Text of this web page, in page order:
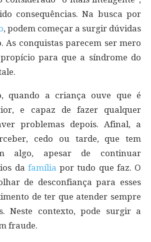
consequências. Na busca por
, podem começar a surgir dúvidas
As conquistas parecem ser mero
para que a síndrome do
quando a criança ouve que é
e capaz de fazer qualquer
problemas depois. Afinal, a
cedo ou tarde, que tem
algo, apesar de continuar
da família por tudo que faz. O
de desconfiança para esses
de ter que atender sempre
Neste contexto, pode surgir a
fraude.